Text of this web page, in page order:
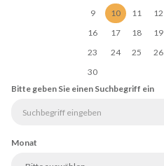
9
10 11 12
16
17 18 19
23
24 25 26
30
Bitte geben Sie einen Suchbegriff ein
Monat